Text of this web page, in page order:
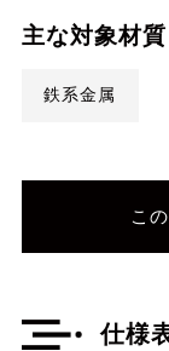
主な対象材質
鉄系金属
こ
仕様